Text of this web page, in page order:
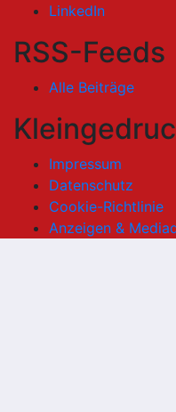
LinkedIn
RSS-Feeds
Alle Beiträge
Impressum
Datenschutz
Cookie-Richtlinie
Anzeigen &